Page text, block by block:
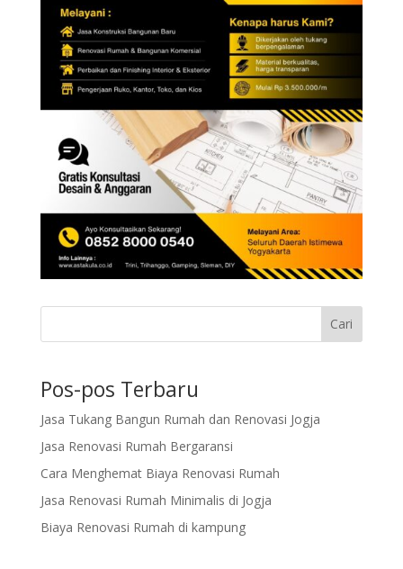
Cari
Pos-pos Terbaru
Jasa Tukang Bangun Rumah dan Renovasi Jogja
Jasa Renovasi Rumah Bergaransi
Cara Menghemat Biaya Renovasi Rumah
Jasa Renovasi Rumah Minimalis di Jogja
Biaya Renovasi Rumah di kampung